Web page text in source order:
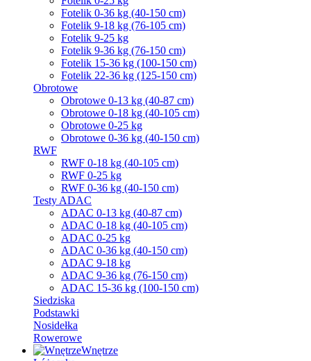
Fotelik 0-36 kg (40-150 cm)
Fotelik 9-18 kg (76-105 cm)
Fotelik 9-25 kg
Fotelik 9-36 kg (76-150 cm)
Fotelik 15-36 kg (100-150 cm)
Fotelik 22-36 kg (125-150 cm)
Obrotowe
Obrotowe 0-13 kg (40-87 cm)
Obrotowe 0-18 kg (40-105 cm)
Obrotowe 0-25 kg
Obrotowe 0-36 kg (40-150 cm)
RWF
RWF 0-18 kg (40-105 cm)
RWF 0-25 kg
RWF 0-36 kg (40-150 cm)
Testy ADAC
ADAC 0-13 kg (40-87 cm)
ADAC 0-18 kg (40-105 cm)
ADAC 0-25 kg
ADAC 0-36 kg (40-150 cm)
ADAC 9-18 kg
ADAC 9-36 kg (76-150 cm)
ADAC 15-36 kg (100-150 cm)
Siedziska
Podstawki
Nosidełka
Rowerowe
Wnętrze